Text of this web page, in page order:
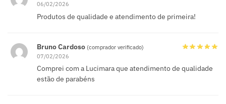
06/02/2026
Produtos de qualidade e atendimento de primeira!
Bruno Cardoso (comprador verificado)
07/02/2026
Comprei com a Lucimara que atendimento de qualidade
estão de parabéns